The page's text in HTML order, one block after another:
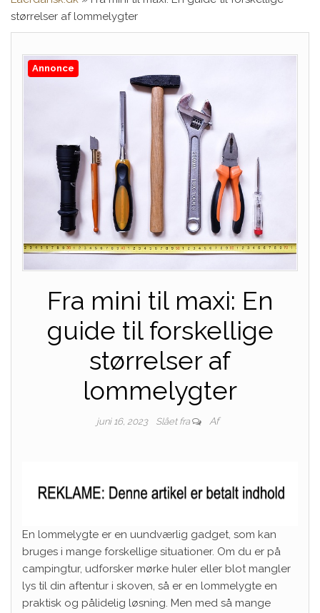
størrelser af lommelygter
Annonce
Fra mini til maxi: En
guide til forskellige
størrelser af
lommelygter
juni 16, 2023 Slået fra Af
En lommelygte er en uundværlig gadget, som kan
bruges i mange forskellige situationer. Om du er på
campingtur, udforsker mørke huler eller blot mangler
lys til din aftentur i skoven, så er en lommelygte en
praktisk og pålidelig løsning. Men med så mange